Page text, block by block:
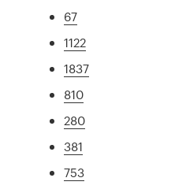
67
1122
1837
810
280
381
753